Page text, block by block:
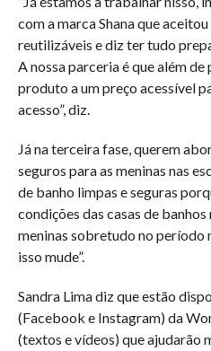
com a marca Shana que
reutilizáveis e diz ter tudo
A nossa parceria é que além
produto a um preço acessível
acesso”, diz.
Já na terceira fase, querem
seguros para as meninas nas
de banho limpas e seguras
condições das casas de
meninas sobretudo no período
isso mude”.
Sandra Lima diz que estão
(Facebook e Instagram) da
(textos e vídeos) que ajudarão